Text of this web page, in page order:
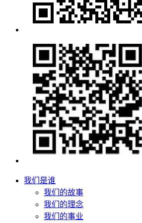
我们是谁
我们的故事
我们的理念
我们的事业